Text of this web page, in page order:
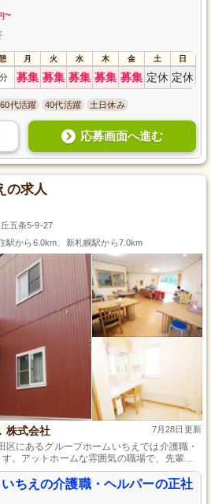
~
月 火 水 木 金 土 日
募集 募集 募集 募集 募集 定休 定休
60代活躍 40代活躍 土日休み
応募画面へ進む
の求人
五条5-9-27
駅から6.0km、新札幌駅から7.0km
株式会社 7月28日更新
にあるグループホームいちえでは介護職・
。アットホームな雰囲気の職場で、先輩ス
て働けます。残業少なめ・夜勤手当有・一
やすい環境が整っています。一緒に「その方
供しませんか？ご応募お待ちしております。
ちえの介護職・ヘルパーの正社